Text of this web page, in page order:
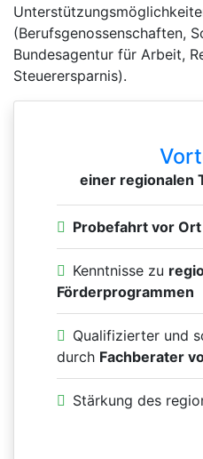
(Berufsgenossenschaften,
Bundesagentur für Arbeit,
Steuerersparnis).
einer regionalen
Probefahrt vor Ort
Kenntnisse zu
Förderprogrammen
Qualifizierter und
durch Fachberater
Stärkung des